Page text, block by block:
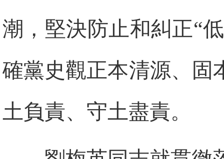
潮，堅決防止和糾正“
確黨史觀正本清源、固
土負責、守土盡責。